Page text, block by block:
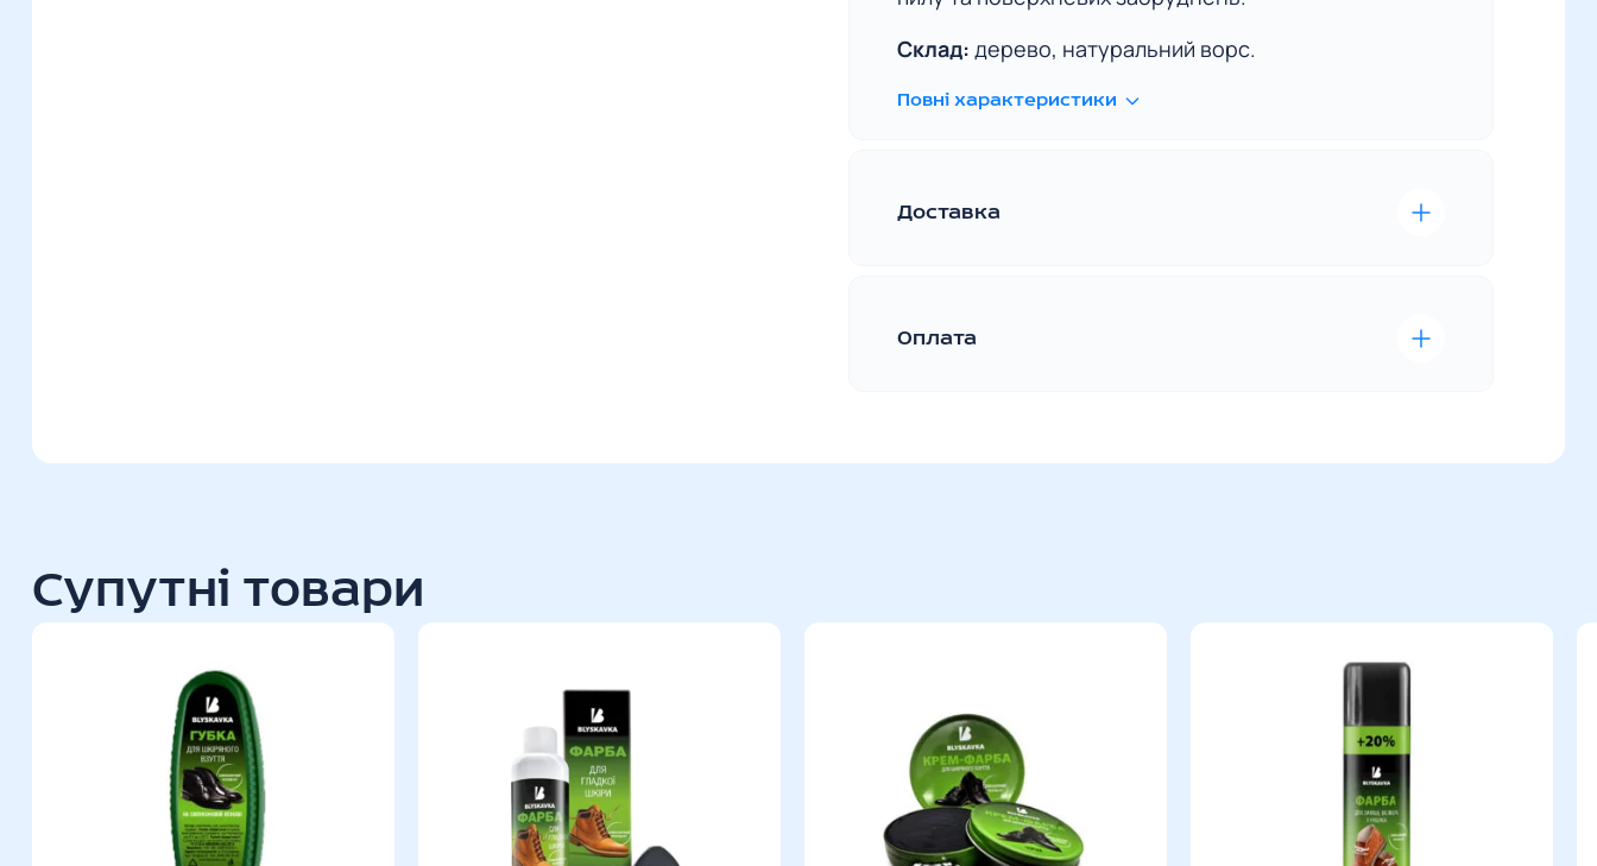
Склад: дерево, натуральний ворс.
Повні характеристики
Доставка
перевізника. Для розрахунку вартості
від пункту призначення.
Немає обмежень щодо габаритів посилок.
Вартість доставки – за тарифами
перевізника. Для розрахунку вартості
доставки ви можете звернутись до
менеджерів магазину.
Оплата
можливий за наявності у вас банківської
надсилання замовлення.
Супутні товари